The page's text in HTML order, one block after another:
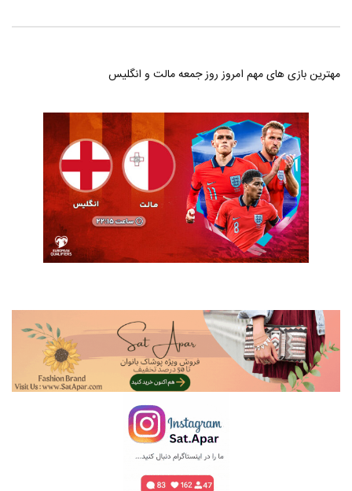
مهترین بازی های مهم امروز روز جمعه مالت و انگلیس